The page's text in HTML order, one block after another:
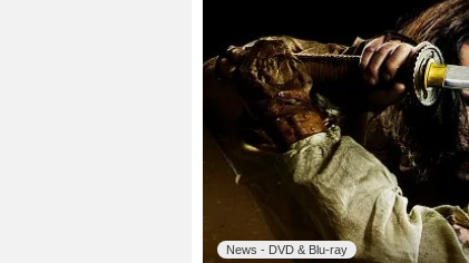
News - DVD & Blu-ray